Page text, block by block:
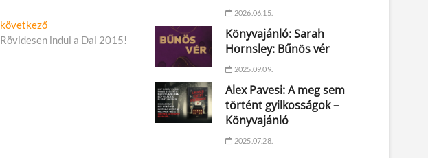
következőKövetkező
cikk:
Rövidesen indul a Dal 2015!
2026.06.15.
Könyvajánló: Sarah
Hornsley: Bűnös vér
2025.09.09.
Alex Pavesi: A meg sem
történt gyilkosságok –
Könyvajánló
2025.07.28.